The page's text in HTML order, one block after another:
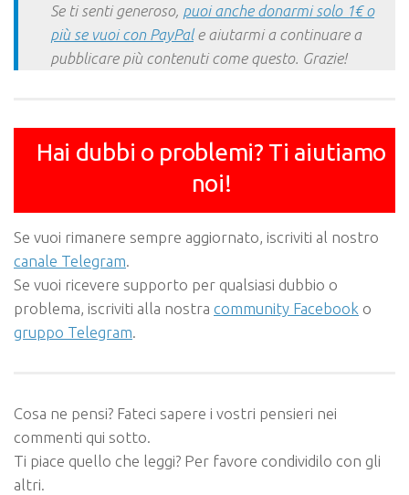
Se ti senti generoso, puoi anche donarmi solo 1€ o
più se vuoi con PayPale aiutarmi a continuare a
pubblicare più contenuti come questo. Grazie!
Hai dubbi o problemi? Ti aiutiamo
noi!
Se vuoi rimanere sempre aggiornato, iscriviti al nostro
canale Telegram.
Se vuoi ricevere supporto per qualsiasi dubbio o
problema, iscriviti alla nostra community Facebook o
gruppo Telegram.
Cosa ne pensi? Fateci sapere i vostri pensieri nei
commenti qui sotto.
Ti piace quello che leggi? Per favore condividilo con gli
altri.